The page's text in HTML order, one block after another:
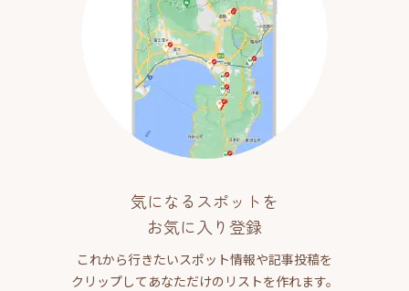
気になるスポットを
お気に入り登録
これから行きたいスポット情報や記事投稿を
クリップしてあなただけのリストを作れます。